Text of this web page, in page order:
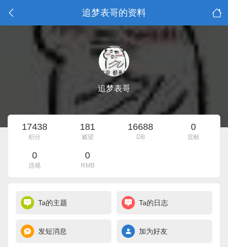
追梦表哥的资料
追梦表哥
17438
积分
181
威望
16688
DB
0
贡献
0
违规
0
RMB
Ta的主题 Ta的日志
发短消息 加为好友